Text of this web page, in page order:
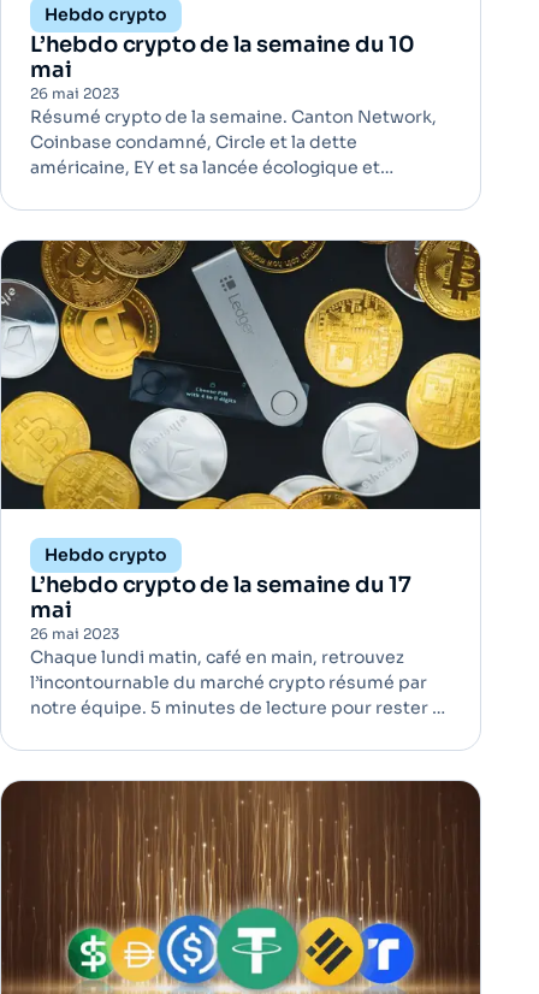
Hebdo crypto
L’hebdo crypto de la semaine du 10
mai
26 mai 2023
Résumé crypto de la semaine. Canton Network,
Coinbase condamné, Circle et la dette
américaine, EY et sa lancée écologique et
semaine est chargée.
Hebdo crypto
L’hebdo crypto de la semaine du 17
mai
26 mai 2023
Chaque lundi matin, café en main, retrouvez
l’incontournable du marché crypto résumé par
notre équipe. 5 minutes de lecture pour rester à
du fabricant de wallet physique a introduit le
système « Recover » qu